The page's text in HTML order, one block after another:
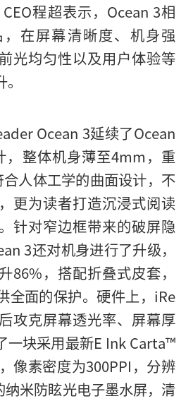
程超表示，Ocean 3相
在屏幕清晰度、机身强
光均匀性以及用户体验等
Ocean 3延续了Ocean
，整体机身薄至4mm，重
人体工学的曲面设计，不
更为读者打造沉浸式阅读
针对窄边框带来的破屏隐
3还对机身进行了升级，
86%，搭配折叠式皮套，
全面的保护。硬件上，iRe
攻克屏幕透光率、屏幕厚
一块采用最新E Ink Carta™
像素密度为300PPI，分辨
米防眩光电子墨水屏，清